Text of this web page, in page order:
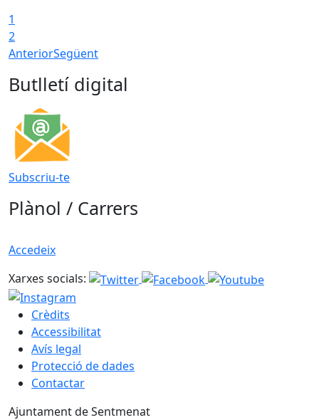
1
2
AnteriorSegüent
Butlletí digital
Subscriu-te
Plànol / Carrers
Accedeix
Xarxes socials:
Crèdits
Accessibilitat
Avís legal
Protecció de dades
Contactar
Ajuntament de Sentmenat